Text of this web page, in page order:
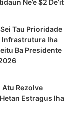
Tau Prioridade
Infrastrutura Iha
Ba Presidente
Atu Rezolve
Estragus Iha